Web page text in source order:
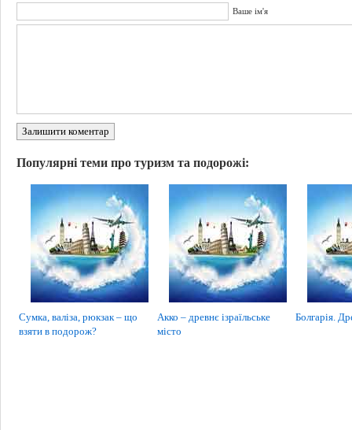
Ваше ім'я
Залишити коментар
Популярні теми про туризм та подорожі:
Сумка, валіза, рюкзак – що
взяти в подорож?
Акко – древнє ізраїльське
місто
Болгарія.